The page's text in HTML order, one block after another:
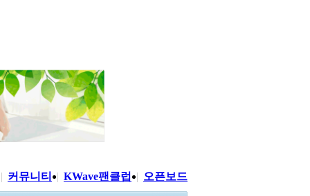
| 커뮤니티 | KWave팬클럽 | 오픈보드